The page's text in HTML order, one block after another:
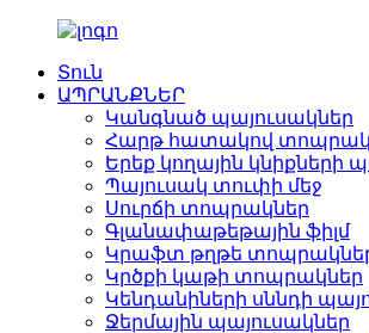
Տուն
ԱՊՐԱՆՔՆԵՐ
Կանգնած պայուսակներ
Հարթ հատակով
Երեք կողային կնիքների
Պայուսակ տուփի մեջ
Սուրճի տոպրակներ
Գլանափաթեթային ֆիլմ
Կրաֆտ թղթե
Կրծքի կաթի տոպրակներ
Կենդանիների սննդի
Ջերմային պայուսակներ